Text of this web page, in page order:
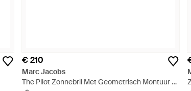
€ 210
Marc Jacobs
The Pilot Zonnebril Met Geometrisch Montuur -